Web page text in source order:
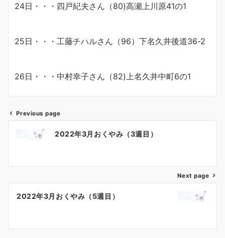
24日・・・四戸紀夫さん（80)高瀬上川原41の1
25日・・・工藤チハルさん（96）下名久井後道36-2
26日・・・中村幸子さん（82)上名久井中町6の1
ゲ
シ
Previous page
2022年3月おくやみ（3週目）
Next page
2022年3月おくやみ（5週目）